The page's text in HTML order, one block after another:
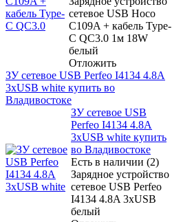
сетевое USB Hoco
C109A + кабель Type-
C QC3.0 1м 18W
белый
Отложить
ЗУ сетевое USB Perfeo I4134 4.8A
3xUSB white купить во
Владивостоке
ЗУ сетевое USB
Perfeo I4134 4.8A
3xUSB white купить
во Владивостоке
Есть в наличии (2)
Зарядное устройство
сетевое USB Perfeo
I4134 4.8A 3xUSB
белый